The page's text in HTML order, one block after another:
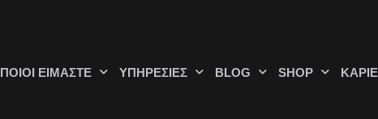
ΠΟΙΟΊ ΕΊΜΑΣΤΕ ΥΠΗΡΕΣΊΕΣ BLOG SHOP